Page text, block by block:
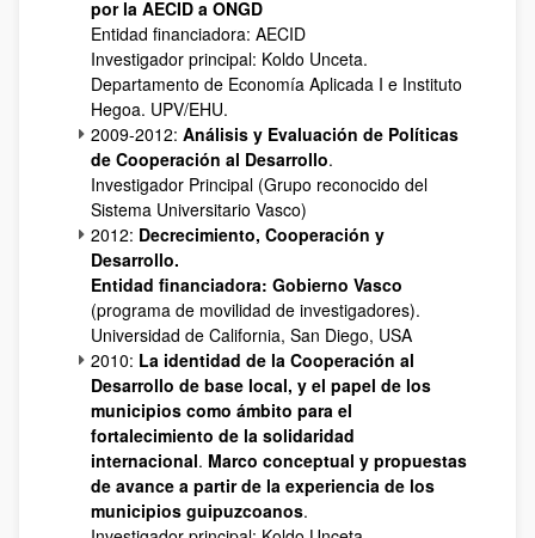
por la AECID a ONGD
Entidad financiadora: AECID
Investigador principal: Koldo Unceta.
Departamento de Economía Aplicada I e Instituto
Hegoa. UPV/EHU.
2009-2012: Análisis y Evaluación de Políticas
de Cooperación al Desarrollo.
Investigador Principal (Grupo reconocido del
Sistema Universitario Vasco)
2012: Decrecimiento, Cooperación y
Desarrollo.
Entidad financiadora: Gobierno Vasco
(programa de movilidad de investigadores).
Universidad de California, San Diego, USA
2010: La identidad de la Cooperación al
Desarrollo de base local, y el papel de los
municipios como ámbito para el
fortalecimiento de la solidaridad
internacional. Marco conceptual y propuestas
de avance a partir de la experiencia de los
municipios guipuzcoanos.